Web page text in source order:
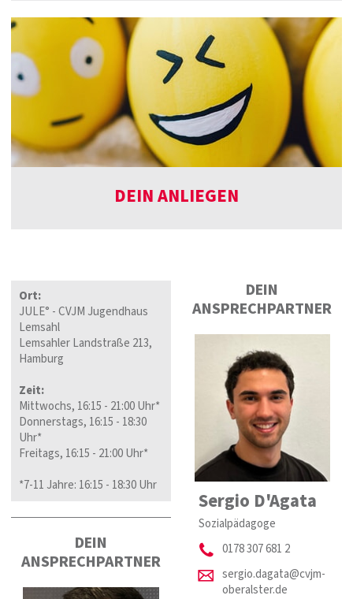
DEIN ANLIEGEN
Ort:
JULE° - CVJM Jugendhaus
Lemsahl
Lemsahler Landstraße 213,
Hamburg
Zeit:
Mittwochs, 16:15 - 21:00 Uhr*
Donnerstags, 16:15 - 18:30
Uhr*
Freitags, 16:15 - 21:00 Uhr*
*7-11 Jahre: 16:15 - 18:30 Uhr
DEIN
ANSPRECHPARTNER
DEIN
ANSPRECHPARTNER
Sergio D'Agata
Sozialpädagoge
0178 307 681 2
sergio.dagata@cvjm-
oberalster.de